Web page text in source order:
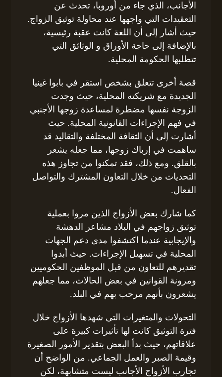
الأجانب، الذي جاء من أوروبا، تحدث عن
التعقيدات التي واجهها عند محاولة توثيق الزواج.
حيث أشار إلى أن اللغة كانت عقبة رئيسية،
بالإضافة إلى حاجة الأوراق و الوثائق التي
تتطلبها الحكومة المحلية.
قصة أخرى تتعلق بشخص استقر في بابوا غينيا
الجديدة مع شريكته المحلية، حيث وجدت
الزوجة نفسها مضطرة لمساعدة زوجها الأجنبي
في فهم الإجراءات القانونية المحلية. حيث
أشارت إلى أن الثقافة المختلفة والتقاليد قد
ساهمت في إرباك زوجها، مما جعله يشعر
بالقلق. ومع ذلك، فقد تمكنوا من تجاوز هذه
التحديات من خلال التعاون المشترك والتواصل
الفعال.
كما شارك بعض الأزواج الذين مروا بعملية
توثيق زواجهم في البلاد مشاعر الدهشة
والإيجابية عندما اكتشفوا مدى دعم الجهات
المحلية في تسهيل الإجراءات. حيث أبدوا
تقديرهم للتعاون من قبل الموظفين الحكوميين
ومرونة القوانين في بعض الحالات، مما جعلهم
يشعرون بأنهم مرحب بهم في البلد.
التحولات والمتغيرات التي شهدها الأزواج خلال
فترة التوثيق كانت لها تأثيرات كبيرة على
علاقاتهم، حيث بدأ البعض بتقدير الأمور الصغيرة
وقيمة الصبر والعمل الجماعي. من الواضح أن
تجارب الأزواج الأجانب ليست متشابهة، لكن